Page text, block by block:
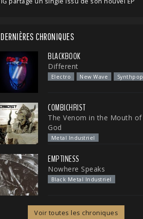
DERNIÈRES CHRONIQUES
BLACKBOOK
Different
Electro New Wave Synthpop
COMBICHRIST
The Venom in the Mouth of
God
Metal Industriel
EMPTINESS
Nowhere Speaks
Black Metal Industriel
Voir toutes les chroniques